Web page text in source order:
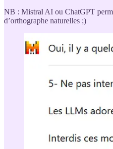
NB : Mistral AI ou ChatGPT
d’orthographe naturelles ;)